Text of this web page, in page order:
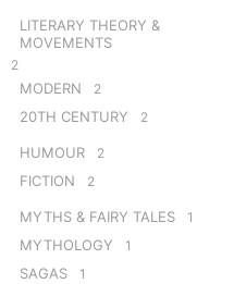
LITERARY THEORY &
MOVEMENTS
2
MODERN 2
20TH CENTURY 2
HUMOUR 2
FICTION 2
MYTHS & FAIRY TALES 1
MYTHOLOGY 1
SAGAS 1